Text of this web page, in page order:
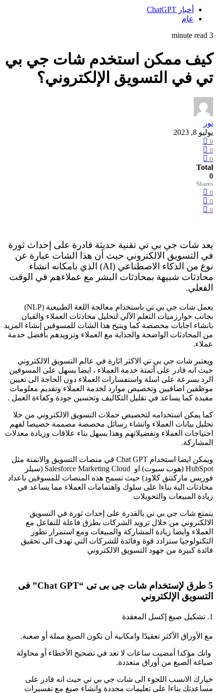
أخبار ChatGPT
عام
3 minute read
كيف ممكن استخدم شات جي بي
تي في التسويق الإلكتروني؟
نور
يوليو 8, 2023
0
0
0
Total
0
Shares
0
0
0
يعد شات جي بي تي تقنية حديثة قادرة على إحداث ثورة
في التسويق الالكتروني حيث أن هذا الشات عبارة عن
نوع من الذكاء الاصطناعي (AI) الذي بامكانه انشاء
محادثات شبيهة بمحادثات البشر مع عملاءهم في الوقت
الفعلي.
يعمل شات جي بي تي باستخدام معالجة اللغة الطبيعية (NLP)
بجانب خوارزميات التعلم الآلي لتحليل محادثات العملاء والقيان
بانشاء اجابات مخصصة كما ويتيح هذا الشات للمسوقين إنشاء المزيد
من المحادثات الواضحة والجذابة مع العملاء وتزويدهم بأفضل خدمة
عملاء.
ويعتبر شات جي بي تي الاكثر اثارة في عالم التسويق الالكتروني
حيث انه قادر على أتمتة خدمة العملاء ، ايضا يسهل على المسوقين
الرد بسرعة على اسلة واستفسارات العملاء دون الحاجة الى تعيين
موظفين اضافيين وتخصيص موارد لخدمة العملاء وتقديم معلومات
مفيدة كما يساعد في تقليل التكاليف وتحسين جودة وكفاءة العمل .
كما يمكن استخدامه لتخصيص حملات التسويق الالكتروني من خلا
تحليل بيانات العملاء وانشاء رسائل مخصصة مصممة خصيصا لفهم
احتياجات العملاء وتفضيلاتهم وهذا يسهل بناء علاقات وزيادة معدلات
المشاركة.
ويمكن ايضا استخدام Chat GPT في منصات التسويق والاتمتة مثل
HubSpot (هوب سبوت) او Salesforce Marketing Cloud (سيلز
فوريس ماركتنق كلاود) حيث تسمح هذه المنصات للمسوقين باعداد
محادثات الية بناءا على سلوك واهتمامات العملاء مما يساعد في
زيادة المبيعات والتحويلات
يتمتع شات جي بي تي بالقدرة على إحداث ثورة في التسويق
الالكتروني من خلال تزويد الشركات بطرق فاعلة للتفاعل مع
العملاء وايضا زيادة المشاركة والمبيعات ومع استمرار تطور
التكنولوجيا ستزادد قوة وفائدة للشركات التي تهدف الى تحقيق
فائدة كبيرة من جهود التسويق الالكتروني
5 طرق لإستخدام شات جى بى تى “Chat GPT” فى
التسويق الإلكتروني
1. تشكيل صيغ إكسل المعقدة
مع الأوراق الأكثر تعقيدًا وامكانية أن تكون الصيغ مملة أو صعبة.
وانك مؤكدا أمضيت ساعات لا تعد في تصحيح الأخطاء أو محاولة
صياغة الصيغ من أوراق متعددة.
خيارك الانسب اللجوء الى شات جي بي تي حيث انه قادر على
مساعدتك بناءا على تعليمات محددة وانشاء صيغ مع تفسيرات